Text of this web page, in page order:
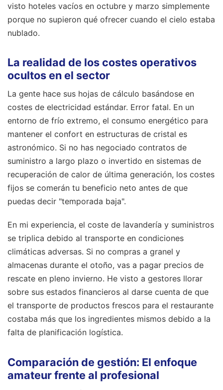
visto hoteles vacíos en octubre y marzo simplemente
porque no supieron qué ofrecer cuando el cielo estaba
nublado.
La realidad de los costes operativos
ocultos en el sector
La gente hace sus hojas de cálculo basándose en
costes de electricidad estándar. Error fatal. En un
entorno de frío extremo, el consumo energético para
mantener el confort en estructuras de cristal es
astronómico. Si no has negociado contratos de
suministro a largo plazo o invertido en sistemas de
recuperación de calor de última generación, los costes
fijos se comerán tu beneficio neto antes de que
puedas decir "temporada baja".
En mi experiencia, el coste de lavandería y suministros
se triplica debido al transporte en condiciones
climáticas adversas. Si no compras a granel y
almacenas durante el otoño, vas a pagar precios de
rescate en pleno invierno. He visto a gestores llorar
sobre sus estados financieros al darse cuenta de que
el transporte de productos frescos para el restaurante
costaba más que los ingredientes mismos debido a la
falta de planificación logística.
Comparación de gestión: El enfoque
amateur frente al profesional